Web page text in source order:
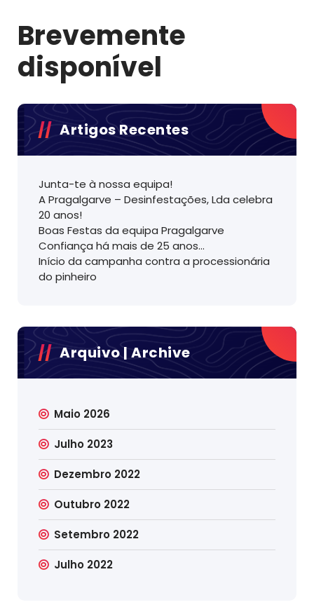
Brevemente
disponível
Artigos Recentes
Junta-te à nossa equipa!
A Pragalgarve – Desinfestações, Lda celebra
20 anos!
Boas Festas da equipa Pragalgarve
Confiança há mais de 25 anos…
Início da campanha contra a processionária
do pinheiro
Arquivo | Archive
Maio 2026
Julho 2023
Dezembro 2022
Outubro 2022
Setembro 2022
Julho 2022